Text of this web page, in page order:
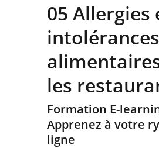
05 Allergies
intolérances
les
Formation E-
Apprenez à votre
ligne